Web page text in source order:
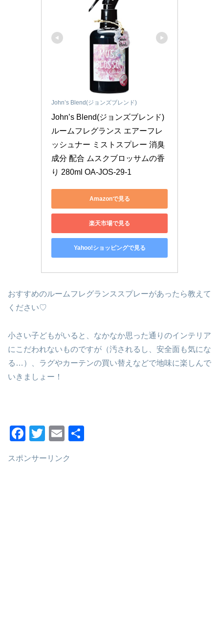
John’s Blend(ジョンズブレンド)
John’s Blend(ジョンズブレンド)
ルームフレグランス エアーフレ
ッシュナー ミストスプレー 消臭
成分 配合 ムスクブロッサムの香
り 280ml OA-JOS-29-1
Amazonで見る
楽天市場で見る
Yahoo!ショッピングで見る
おすすめのルームフレグランススプレーがあったら教えて
ください♡
小さい子どもがいると、なかなか思った通りのインテリア
にこだわれないものですが（汚されるし、安全面も気にな
る…）、ラグやカーテンの買い替えなどで地味に楽しんで
いきましょー！
F
c
T
tt
E
ail
スポンサーリンク